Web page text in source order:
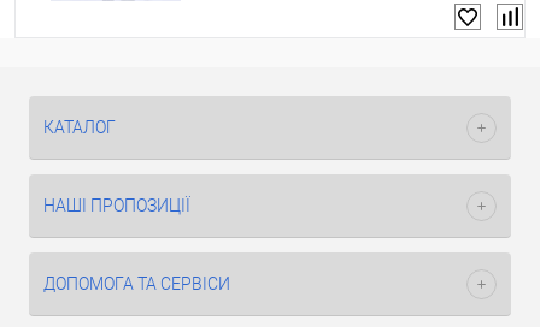
КАТАЛОГ
НАШІ ПРОПОЗИЦІЇ
ДОПОМОГА ТА СЕРВІСИ